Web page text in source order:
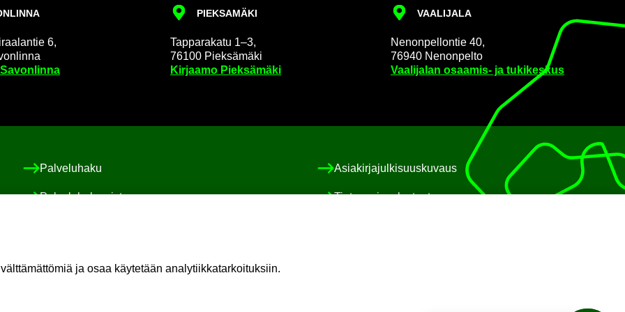
6,
PIEK­SA­MÄ­KI
Tap­pa­ra­ka­tu 1–3,
76100 Piek­sä­mä­ki
Kir­jaa­mo Piek­sä­mä­ki
VAA­LI­JA­LA
Ne­non­pel­lon­tie 40,
76940 Ne­non­pel­to
Vaa­li­ja­lan osaamis-​ ja tu­ki­kes­kus
Pal­ve­lu­ha­ku
Pal­ve­lu­ha­ke­mis­to
Asia­kir­ja­jul­ki­suus­ku­vaus
Tie­to­suo­ja­se­los­teet
ja osaa käy­te­tään ana­ly­tiik­ka­tar­koi­tuk­siin.